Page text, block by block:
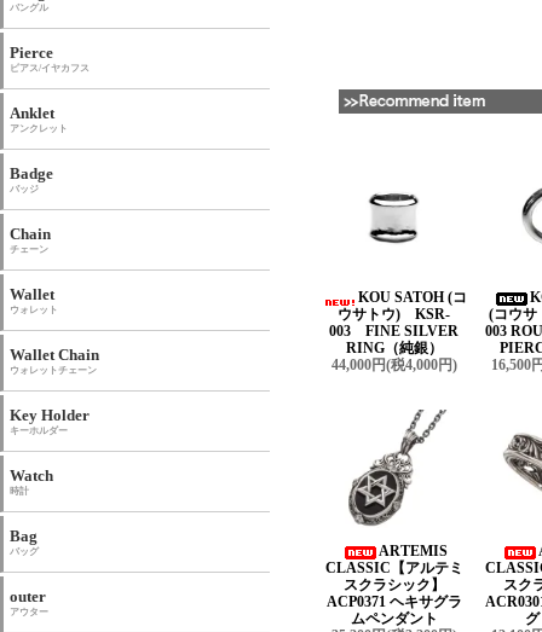
KOU SATOH (コ
ウサトウ) KSR-
003 FINE SILVER
RING（純銀）
44,000円(税4,000円)
(コウ
003
16,500
ARTEMIS
CLASSIC【アルテミ
スクラシック】
ACP0371 ヘキサグラ
ムペンダント
スク
バングル
Pierce
ピアス/イヤカフス
Anklet
アンクレット
Badge
バッジ
Chain
チェーン
Wallet
ウォレット
Wallet Chain
ウォレットチェーン
Key Holder
キーホルダー
Watch
時計
Bag
バッグ
outer
アウター